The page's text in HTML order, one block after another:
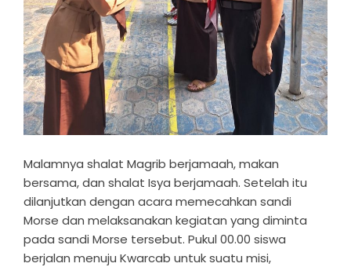
Malamnya shalat Magrib berjamaah, makan
bersama, dan shalat Isya berjamaah. Setelah itu
dilanjutkan dengan acara memecahkan sandi
Morse dan melaksanakan kegiatan yang diminta
pada sandi Morse tersebut. Pukul 00.00 siswa
berjalan menuju Kwarcab untuk suatu misi,